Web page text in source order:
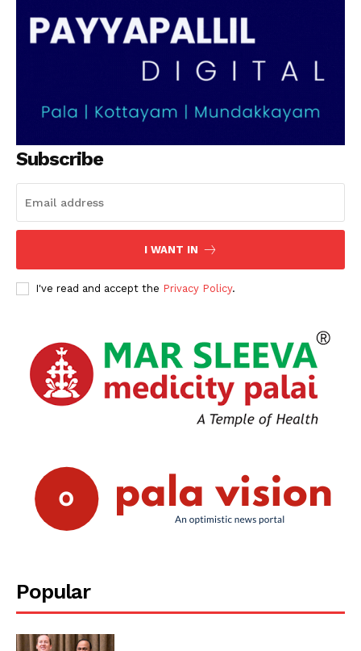
Subscribe
I WANT IN
I've read and accept the Privacy Policy.
Popular